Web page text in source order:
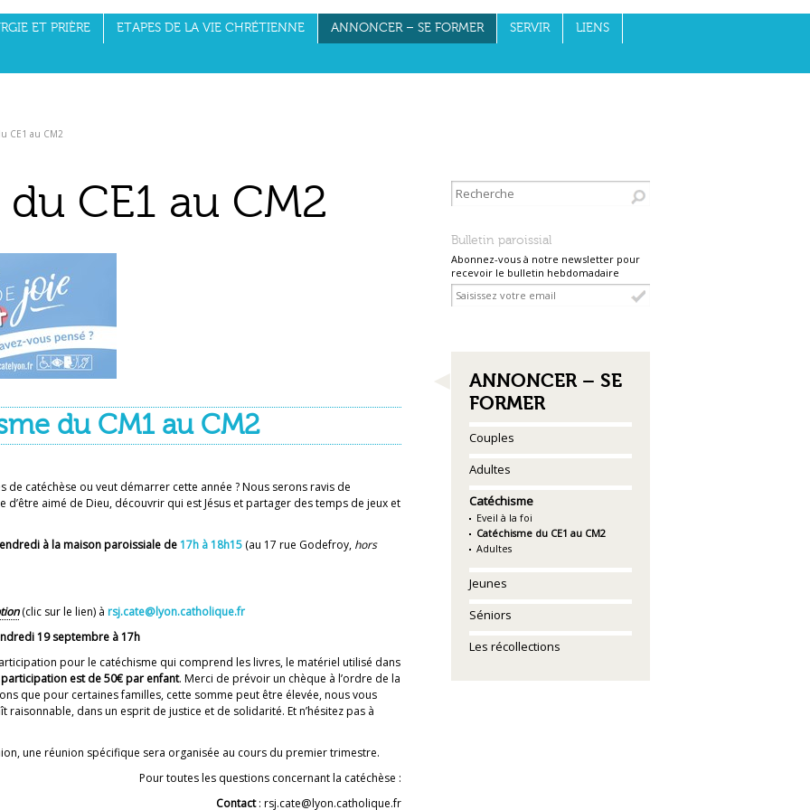
ET PRIÈRE ETAPES DE LA VIE CHRÉTIENNE ANNONCER – SE FORMER SERVIR LIENS
CE1 au CM2
Bulletin paroissial
Abonnez-vous à notre newsletter pour
recevoir le bulletin hebdomadaire
NAVIGATION
ANNONCER – SE
FORMER
Couples
Adultes
Catéchisme
Eveil à la foi
Catéchisme du CE1 au CM2
Adultes
Jeunes
Séniors
Les récollections
CE1 au CM2
du CM1 au CM2
de catéchèse ou veut démarrer cette année ? Nous serons ravis de
aimé de Dieu, découvrir qui est Jésus et partager des temps de jeux et
à la maison paroissiale de17h à 18h15 (au 17 rue Godefroy, hors
(clic sur le lien) à rsj.cate@lyon.catholique.fr
19 septembre à 17h
pour le catéchisme qui comprend les livres, le matériel utilisé dans
participation est de 50€ par enfant. Merci de prévoir un chèque à l’ordre de la
que pour certaines familles, cette somme peut être élevée, nous vous
dans un esprit de justice et de solidarité. Et n’hésitez pas à
une réunion spécifique sera organisée au cours du premier trimestre.
Pour toutes les questions concernant la catéchèse :
Contact: rsj.cate@lyon.catholique.fr